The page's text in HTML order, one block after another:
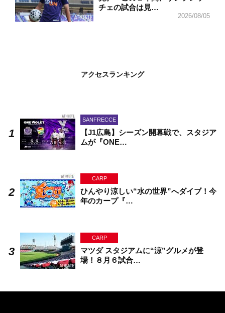
チェの試合は見…
2026/08/05
アクセスランキング
SANFRECCE
【J1広島】シーズン開幕戦で、スタジア
ムが『ONE…
CARP
ひんやり涼しい“水の世界”へダイブ！今
年のカープ『…
CARP
マツダ スタジアムに“涼”グルメが登
場！８月６試合…